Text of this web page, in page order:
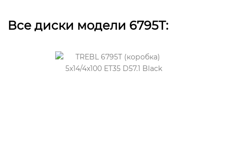
Все диски модели 6795T: